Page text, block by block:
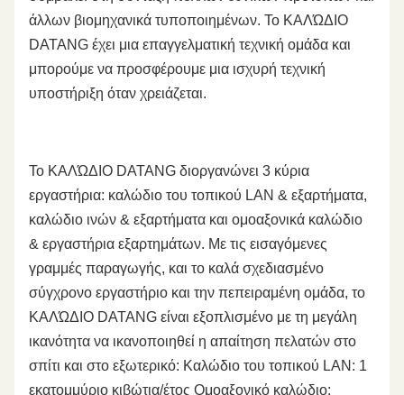
άλλων βιομηχανικά τυποποιημένων. Το ΚΑΛΏΔΙΟ
DATANG έχει μια επαγγελματική τεχνική ομάδα και
μπορούμε να προσφέρουμε μια ισχυρή τεχνική
υποστήριξη όταν χρειάζεται.
Το ΚΑΛΏΔΙΟ DATANG διοργανώνει 3 κύρια
εργαστήρια: καλώδιο του τοπικού LAN & εξαρτήματα,
καλώδιο ινών & εξαρτήματα και ομοαξονικά καλώδιο
& εργαστήρια εξαρτημάτων. Με τις εισαγόμενες
γραμμές παραγωγής, και το καλά σχεδιασμένο
σύγχρονο εργαστήριο και την πεπειραμένη ομάδα, το
ΚΑΛΏΔΙΟ DATANG είναι εξοπλισμένο με τη μεγάλη
ικανότητα να ικανοποιηθεί η απαίτηση πελατών στο
σπίτι και στο εξωτερικό: Καλώδιο του τοπικού LAN: 1
εκατομμύριο κιβώτια/έτος Ομοαξονικό καλώδιο: